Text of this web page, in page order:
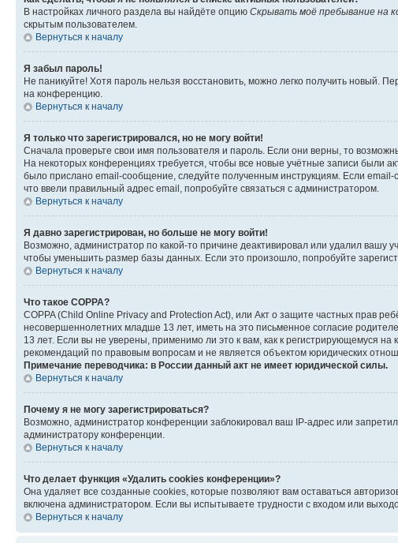
В настройках личного раздела вы найдёте опцию Скрывать моё пребывание на
скрытым пользователем.
Вернуться к началу
Я забыл пароль!
Не паникуйте! Хотя пароль нельзя восстановить, можно легко получить новый.
на конференцию.
Вернуться к началу
Я только что зарегистрировался, но не могу войти!
Сначала проверьте свои имя пользователя и пароль. Если они верны, то
На некоторых конференциях требуется, чтобы все новые учётные записи были
было прислано email-сообщение, следуйте полученным инструкциям. Если
что ввели правильный адрес email, попробуйте связаться с администратором.
Вернуться к началу
Я давно зарегистрирован, но больше не могу войти!
Возможно, администратор по какой-то причине деактивировал или удалил вашу
чтобы уменьшить размер базы данных. Если это произошло, попробуйте
Вернуться к началу
Что такое COPPA?
COPPA (Child Online Privacy and Protection Act), или Акт о защите частных прав
несовершеннолетних младше 13 лет, иметь на это письменное согласие
13 лет. Если вы не уверены, применимо ли это к вам, как к регистрирующемуся
рекомендаций по правовым вопросам и не является объектом юридических
Примечание переводчика: в России данный акт не имеет юридической силы.
Вернуться к началу
Почему я не могу зарегистрироваться?
Возможно, администратор конференции заблокировал ваш IP-адрес или
администратору конференции.
Вернуться к началу
Что делает функция «Удалить cookies конференции»?
Она удаляет все созданные cookies, которые позволяют вам оставаться
включена администратором. Если вы испытываете трудности с входом или
Вернуться к началу